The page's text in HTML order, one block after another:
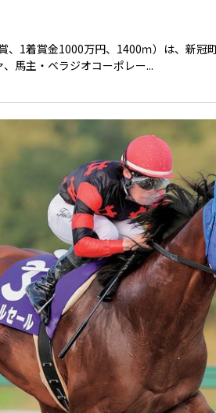
1着賞金1000万円、1400ｍ）は、新冠
馬主・ベラジオコーポレー...